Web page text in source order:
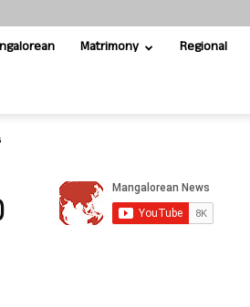
Matrimony Regional